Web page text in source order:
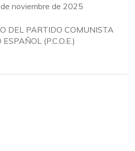
noviembre de 2025
DEL PARTIDO COMUNISTA
(P.C.O.E.)